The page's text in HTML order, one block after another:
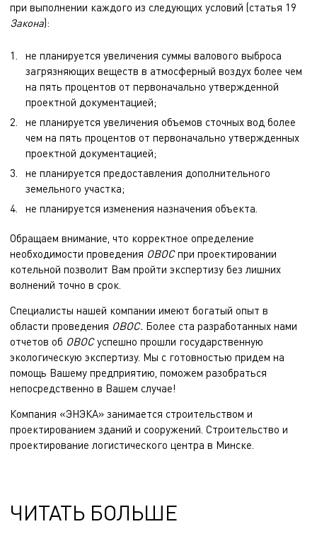
при выполнении каждого из следующих условий (статья 19
Закона):
не планируется увеличения суммы валового выброса
загрязняющих веществ в атмосферный воздух более чем
на пять процентов от первоначально утвержденной
проектной документацией;
не планируется увеличения объемов сточных вод более
чем на пять процентов от первоначально утвержденных
проектной документацией;
не планируется предоставления дополнительного
земельного участка;
не планируется изменения назначения объекта.
Обращаем внимание, что корректное определение
необходимости проведения ОВОСпри проектировании
котельной позволит Вам пройти экспертизу без лишних
волнений точно в срок.
Специалисты нашей компании имеют богатый опыт в
области проведения ОВОС. Более ста разработанных нами
отчетов об ОВОСуспешно прошли государственную
экологическую экспертизу. Мы с готовностью придем на
помощь Вашему предприятию, поможем разобраться
непосредственно в Вашем случае!
Компания «ЭНЭКА» занимается строительством и
проектированием зданий и сооружений Строительство и
проектирование логистического центра в Минске
ЧИТАТЬ БОЛЬШЕ